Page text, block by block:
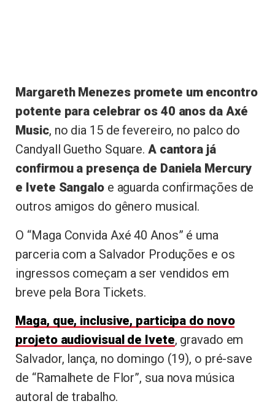
Margareth Menezes promete um encontro
potente para celebrar os 40 anos da Axé
Music, no dia 15 de fevereiro, no palco do
Candyall Guetho Square. A cantora já
confirmou a presença de Daniela Mercury
e Ivete Sangaloe aguarda confirmações de
outros amigos do gênero musical.
O “Maga Convida Axé 40 Anos” é uma
parceria com a Salvador Produções e os
ingressos começam a ser vendidos em
breve pela Bora Tickets.
Maga, que, inclusive, participa do novo
projeto audiovisual de Ivete, gravado em
Salvador, lança, no domingo (19), o pré-save
de “Ramalhete de Flor”, sua nova música
autoral de trabalho.